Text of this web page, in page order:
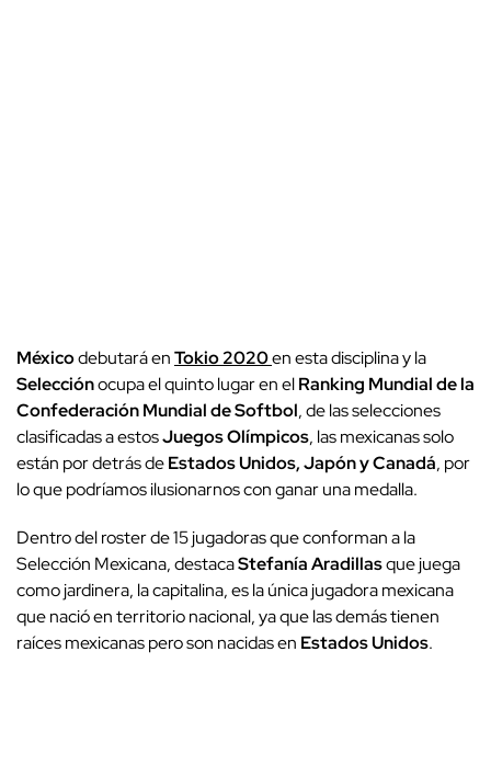
Méxicodebutará enTokio 2020en esta disciplina y la
Selecciónocupa el quinto lugar en elRanking Mundial de la
Confederación Mundial de Softbol, de las selecciones
clasificadas a estosJuegos Olímpicos, las mexicanas solo
están por detrás deEstados Unidos, Japón y Canadá, por
lo que podríamos ilusionarnos con ganar una medalla.
Dentro del roster de 15 jugadoras que conforman a la
Selección Mexicana, destacaStefanía Aradillasque juega
como jardinera, la capitalina, es la única jugadora mexicana
que nació en territorio nacional, ya que las demás tienen
raíces mexicanas pero son nacidas en Estados Unidos.